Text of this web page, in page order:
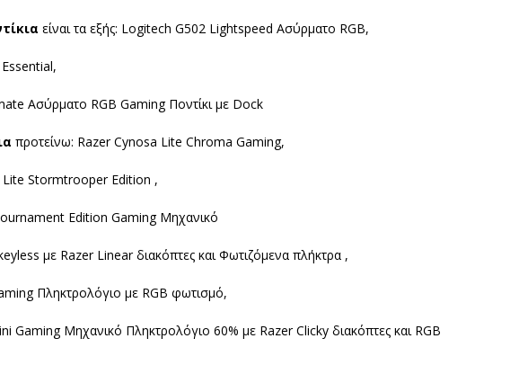
είναι τα εξής: Logitech G502 Lightspeed Ασύρματο RGB,
Ασύρματο RGB Gaming Ποντίκι με Dock
προτείνω: Razer Cynosa Lite Chroma Gaming,
Stormtrooper Edition ,
Edition Gaming Μηχανικό
με Razer Linear διακόπτες και Φωτιζόμενα πλήκτρα ,
Πληκτρολόγιο με RGB φωτισμό,
Gaming Μηχανικό Πληκτρολόγιο 60% με Razer Clicky διακόπτες και RGB